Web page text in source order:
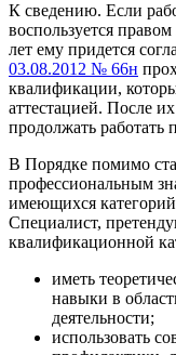
К сведению. Если
воспользуется
лет ему придется
03.08.2012 № 66н
квалификации,
аттестацией. После
продолжать работать
В Порядке помимо
профессиональным
имеющихся
Специалист,
квалификационной
иметь
навыки в
деятельности;
использовать